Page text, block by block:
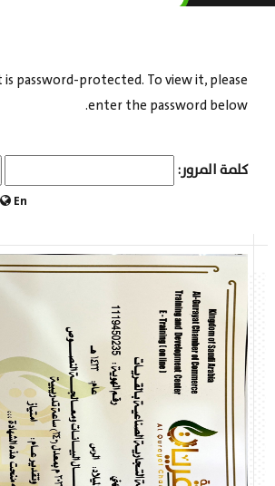
En
password-protected. To view it, please
enter the password below.
كلمة المرور: